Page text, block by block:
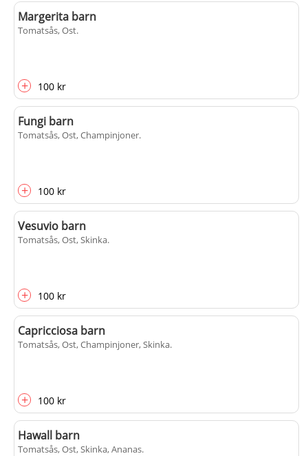
Margerita barn
Tomatsås, Ost.
+ 100 kr
Fungi barn
Tomatsås, Ost, Champinjoner.
+ 100 kr
Vesuvio barn
Tomatsås, Ost, Skinka.
+ 100 kr
Capricciosa barn
Tomatsås, Ost, Champinjoner, Skinka.
+ 100 kr
Hawall barn
Tomatsås, Ost, Skinka, Ananas.